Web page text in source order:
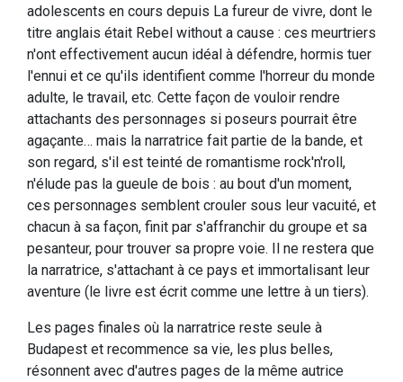
adolescents en cours depuis La fureur de vivre, dont le
titre anglais était Rebel without a cause : ces meurtriers
n'ont effectivement aucun idéal à défendre, hormis tuer
l'ennui et ce qu'ils identifient comme l'horreur du monde
adulte, le travail, etc. Cette façon de vouloir rendre
attachants des personnages si poseurs pourrait être
agaçante… mais la narratrice fait partie de la bande, et
son regard, s'il est teinté de romantisme rock'n'roll,
n'élude pas la gueule de bois : au bout d'un moment,
ces personnages semblent crouler sous leur vacuité, et
chacun à sa façon, finit par s'affranchir du groupe et sa
pesanteur, pour trouver sa propre voie. Il ne restera que
la narratrice, s'attachant à ce pays et immortalisant leur
aventure (le livre est écrit comme une lettre à un tiers).
Les pages finales où la narratrice reste seule à
Budapest et recommence sa vie, les plus belles,
résonnent avec d'autres pages de la même autrice